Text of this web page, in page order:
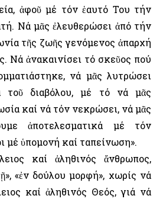
ἀφοῦ μέ τόν ἑαυτό Του τήν
Νά μᾶς ἐλευθερώσει ἀπό τήν
τῆς ζωῆς γενόμενος ἀπαρχή
Νά ἀνακαινίσει τό σκεῦος πού
νά μᾶς λυτρώσει
τοῦ διαβόλου, μέ τό νά μᾶς
καί νά τόν νεκρώσει, νά μᾶς
ἀποτελεσματικά μέ τόν
μέ ὑπομονή καί ταπείνωση».
καί ἀληθινός ἄνθρωπος,
«ἐν δούλου μορφή», χωρίς νά
καί ἀληθινός Θεός, γιά νά